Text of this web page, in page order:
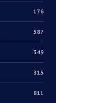
176
587
349
315
811